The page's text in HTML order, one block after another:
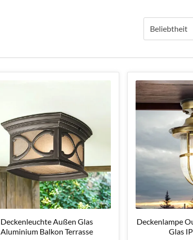
Deckenleuchte Außen Glas
Aluminium Balkon Terrasse
Deckenlampe
Glas